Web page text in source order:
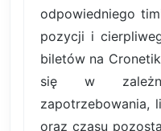
odpowiedniego
pozycji i
biletów na
się w
zapotrzebowania,
oraz czasu